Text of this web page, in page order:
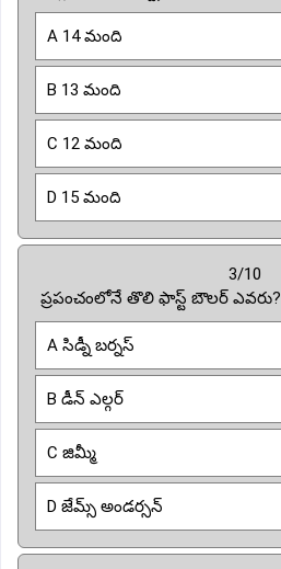
A 14 మంది
B 13 మంది
C 12 మంది
D 15 మంది
3/10
ప్రపంచంలోనే తొలి ఫాస్ట్ బౌలర్ ఎవరు?
A సిడ్నీ బర్నస్
B డీన్ ఎల్గర్
C జిమ్మీ
D జేమ్స్ అండర్సన్